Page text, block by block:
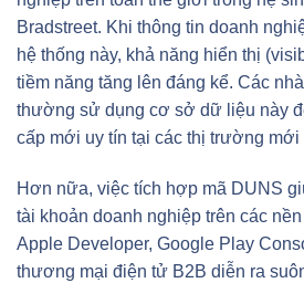
Bradstreet. Khi thông tin doanh
hệ thống này, khả năng hiển thị
tiềm năng tăng lên đáng kể. Các
thường sử dụng cơ sở dữ liệu này
cấp mới uy tín tại các thị trường
Hơn nữa, việc tích hợp mã DUNS
tài khoản doanh nghiệp trên các
Apple Developer, Google Play
thương mại điện tử B2B diễn ra